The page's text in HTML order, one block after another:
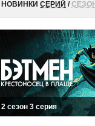
НОВИНКИ СЕРИЙ /
2 сезон 3 серия